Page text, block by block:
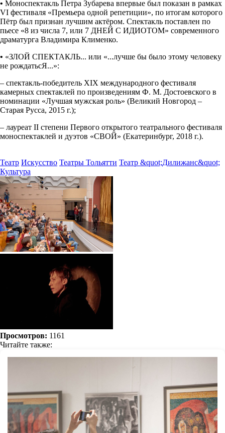
• Моноспектакль Петра Зубарева впервые был показан в рамках
VI фестиваля «Премьера одной репетиции», по итогам которого
Пётр был признан лучшим актёром. Спектакль поставлен по
пьесе «8 из числа 7, или 7 ДНЕЙ С ИДИОТОМ» современного
драматурга Владимира Клименко.
• «ЗЛОЙ СПЕКТАКЛЬ... или «...лучше бы было этому человеку
не рождатьсЯ...»:
– спектакль-победитель XIX международного фестиваля
камерных спектаклей по произведениям Ф. М. Достоевского в
номинации «Лучшая мужская роль» (Великий Новгород –
Старая Русса, 2015 г.);
– лауреат II степени Первого открытого театрального фестиваля
моноспектаклей и дуэтов «СВОЙ» (Екатеринбург, 2018 г.).
Театр Искусство Театры Тольятти Театр &quot;Дилижанс&quot;
Культура
Просмотров: 1161
Читайте также: